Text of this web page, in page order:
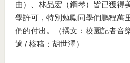
曲）、林品宏（鋼琴）皆已獲得
學許可，特別勉勵同學們鵬程萬
們的付出。（撰文：校園記者音
適 / 核稿：胡世澤）